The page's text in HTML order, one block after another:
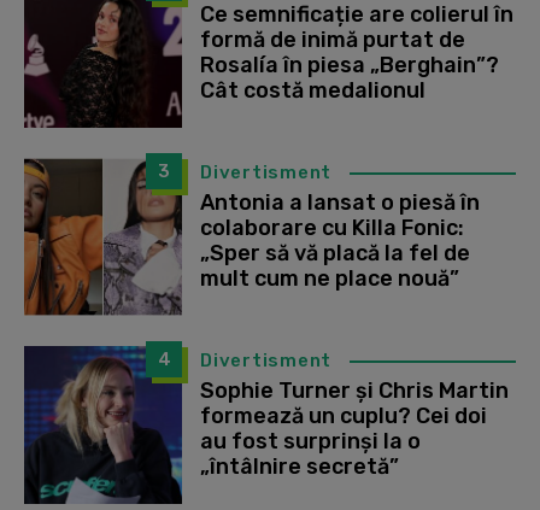
Ce semnificație are colierul în
formă de inimă purtat de
Rosalía în piesa „Berghain”?
Cât costă medalionul
3 Divertisment
Antonia a lansat o piesă în
colaborare cu Killa Fonic:
„Sper să vă placă la fel de
mult cum ne place nouă”
4 Divertisment
Sophie Turner și Chris Martin
formează un cuplu? Cei doi
au fost surprinși la o
„întâlnire secretă”